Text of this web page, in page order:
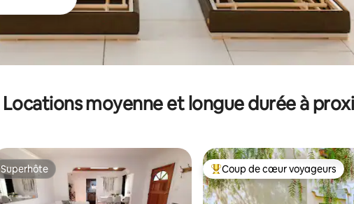
Locations moyenne et longue durée à
Superhôte
Superhôte Coups de cœur voyageurs les
Coup de cœur voyageurs